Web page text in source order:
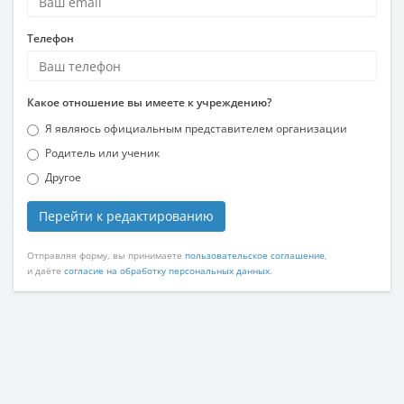
Телефон
Какое отношение вы имеете к учреждению?
Я являюсь официальным представителем организации
Родитель или ученик
Другое
Перейти к редактированию
Отправляя форму, вы принимаете пользовательское соглашение,
и даёте согласие на обработку персональных данных.